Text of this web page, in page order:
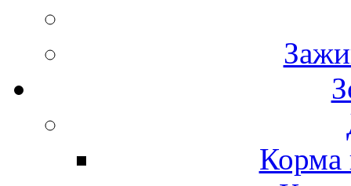
Корма